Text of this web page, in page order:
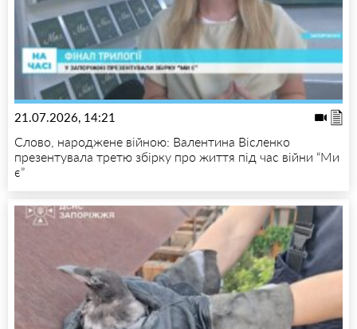
21.07.2026, 14:21
Слово, народжене війною: Валентина Вісленко
презентувала третю збірку про життя під час війни “Ми
є”